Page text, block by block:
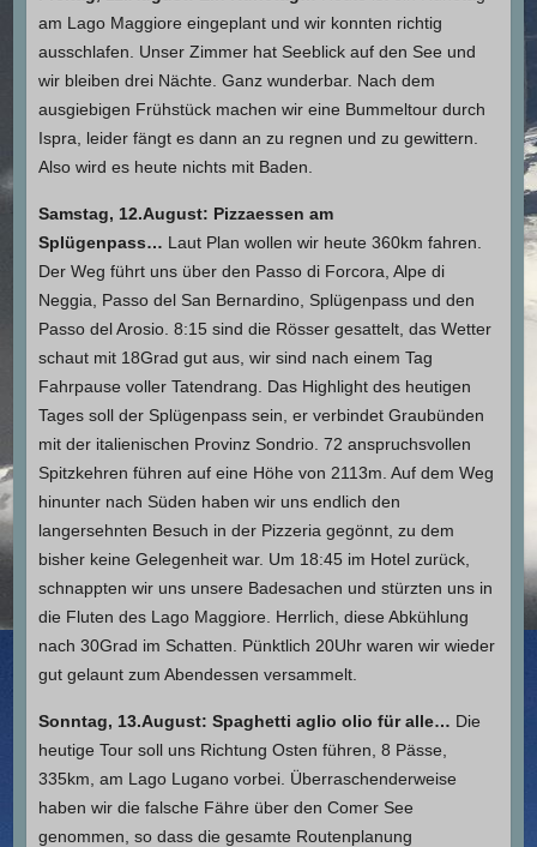
am Lago Maggiore eingeplant und wir konnten richtig
ausschlafen. Unser Zimmer hat Seeblick auf den See und
wir bleiben drei Nächte. Ganz wunderbar. Nach dem
ausgiebigen Frühstück machen wir eine Bummeltour durch
Ispra, leider fängt es dann an zu regnen und zu gewittern.
Also wird es heute nichts mit Baden.
Samstag, 12.August: Pizzaessen am
Splügenpass… Laut Plan wollen wir heute 360km fahren.
Der Weg führt uns über den Passo di Forcora, Alpe di
Neggia, Passo del San Bernardino, Splügenpass und den
Passo del Arosio. 8:15 sind die Rösser gesattelt, das Wetter
schaut mit 18Grad gut aus, wir sind nach einem Tag
Fahrpause voller Tatendrang. Das Highlight des heutigen
Tages soll der Splügenpass sein, er verbindet Graubünden
mit der italienischen Provinz Sondrio. 72 anspruchsvollen
Spitzkehren führen auf eine Höhe von 2113m. Auf dem Weg
hinunter nach Süden haben wir uns endlich den
langersehnten Besuch in der Pizzeria gegönnt, zu dem
bisher keine Gelegenheit war. Um 18:45 im Hotel zurück,
schnappten wir uns unsere Badesachen und stürzten uns in
die Fluten des Lago Maggiore. Herrlich, diese Abkühlung
nach 30Grad im Schatten. Pünktlich 20Uhr waren wir wieder
gut gelaunt zum Abendessen versammelt.
Sonntag, 13.August: Spaghetti aglio olio für alle… Die
heutige Tour soll uns Richtung Osten führen, 8 Pässe,
335km, am Lago Lugano vorbei. Überraschenderweise
haben wir die falsche Fähre über den Comer See
genommen, so dass die gesamte Routenplanung